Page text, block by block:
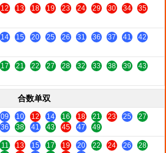
12 13 18 19 23 24 29 30 34
35
14 15 20 25 26 31 36 37 41
42
17 21 22 27 28 32 33 38 39
43
合数单双
09 10 12 14 16 18 21 23 25
27
36 38 41 43 45 47 49
11 13 15 17 19 20 22 24 26
28